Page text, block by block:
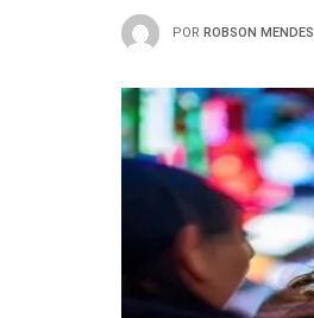
POR ROBSON MENDES